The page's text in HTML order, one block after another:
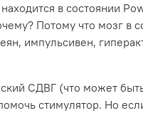
в состоянии
Потому что мозг
импульсивен,
СДВГ (что может
стимулятор. Но